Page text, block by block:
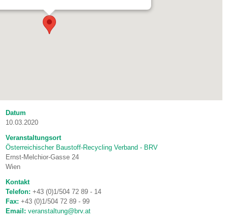
Datum
10.03.2020
Veranstaltungsort
Österreichischer Baustoff-Recycling Verband - BRV
Ernst-Melchior-Gasse 24
Wien
Kontakt
Telefon:+43 (0)1/504 72 89 - 14
Fax:+43 (0)1/504 72 89 - 99
Email: veranstaltung@brv.at